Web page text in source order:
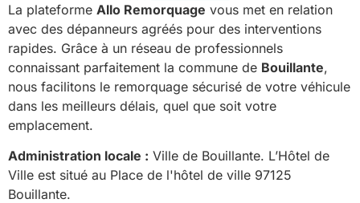
La plateforme Allo Remorquage vous met en relation
avec des dépanneurs agréés pour des interventions
rapides. Grâce à un réseau de professionnels
connaissant parfaitement la commune de Bouillante,
nous facilitons le remorquage sécurisé de votre véhicule
dans les meilleurs délais, quel que soit votre
emplacement.
Administration locale : Ville de Bouillante. L’Hôtel de
Ville est situé au Place de l'hôtel de ville 97125
Bouillante.